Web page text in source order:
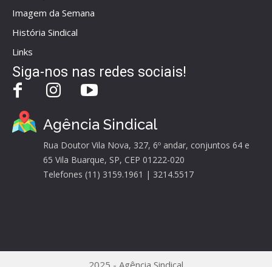
Imagem da Semana
História Sindical
Links
Siga-nos nas redes sociais!
Agência Sindical
Rua Doutor Vila Nova, 327, 6º andar, conjuntos 64 e
65 Vila Buarque, SP, CEP 01222-020
Telefones (11) 3159.1961 | 3214.5517
2025 - Agência Sindical